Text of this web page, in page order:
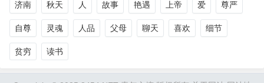
济南 秋天 人 故事 艳遇 上帝 爱 尊严
自尊 灵魂 人品 父母 聊天 喜欢 细节
贫穷 读书